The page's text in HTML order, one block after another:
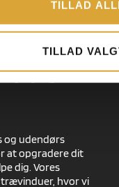
TILLAD
TILLAD
og udendørs
at opgradere dit
dig. Vores
hvor vi